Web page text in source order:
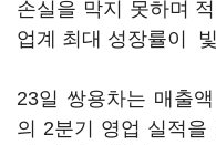
손실을 막지 못하며
업계 최대 성장률이
23일 쌍용차는 매출
의 2분기 영업 실적을